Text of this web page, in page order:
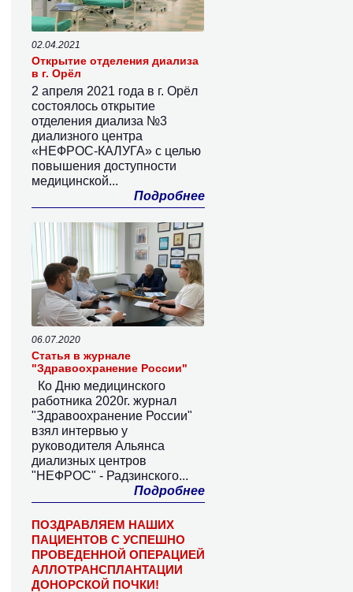
02.04.2021
Открытие отделения диализа
в г. Орёл
2 апреля 2021 года в г. Орёл
состоялось открытие
отделения диализа №3
диализного центра
«НЕФРОС-КАЛУГА» с целью
повышения доступности
медицинской...
Подробнее
06.07.2020
Статья в журнале
"Здравоохранение России"
Ко Дню медицинского
работника 2020г. журнал
"Здравоохранение России"
взял интервью у
руководителя Альянса
диализных центров
"НЕФРОС" - Радзинского...
Подробнее
ПОЗДРАВЛЯЕМ НАШИХ
ПАЦИЕНТОВ С УСПЕШНО
ПРОВЕДЕННОЙ ОПЕРАЦИЕЙ
АЛЛОТРАНСПЛАНТАЦИИ
ДОНОРСКОЙ ПОЧКИ!